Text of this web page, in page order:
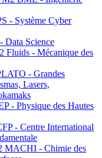
- Système Cyber
Data Science
- Mécanique des
- Grandes
Lasers,
- Physique des Hautes
- Centre International
- Chimie des